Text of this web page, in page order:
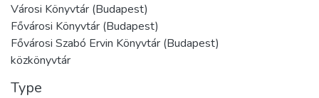
Városi Könyvtár (Budapest)
Fővárosi Könyvtár (Budapest)
Fővárosi Szabó Ervin Könyvtár (Budapest)
közkönyvtár
Type